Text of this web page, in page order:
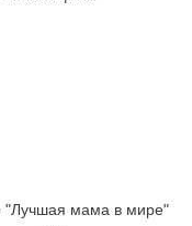
мама в мире"